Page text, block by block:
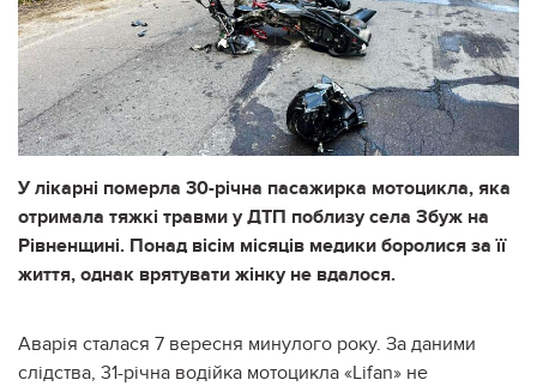
У лікарні померла 30-річна пасажирка мотоцикла, яка
отримала тяжкі травми у ДТП поблизу села Збуж на
Рівненщині. Понад вісім місяців медики боролися за її
життя, однак врятувати жінку не вдалося.
Аварія сталася 7 вересня минулого року. За даними
слідства, 31-річна водійка мотоцикла «Lifan» не